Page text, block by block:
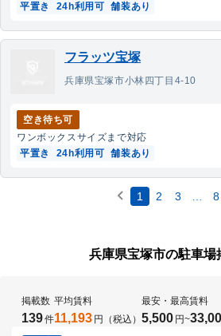
平置き
24h利用可 舗装あり
フラッツ宝塚
兵庫県宝塚市小林四丁目4-10
空き待ち可
ワンボックスサイズまで対応
平置き
24h利用可 舗装あり
1 2 3 8
兵庫県宝塚市の駐車場
掲載数
139件
平均賃料
11,193 円（税込）
最安・最高賃料
5,500 円~